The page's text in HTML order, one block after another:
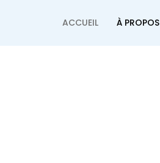
ACCUEIL À PROPOS